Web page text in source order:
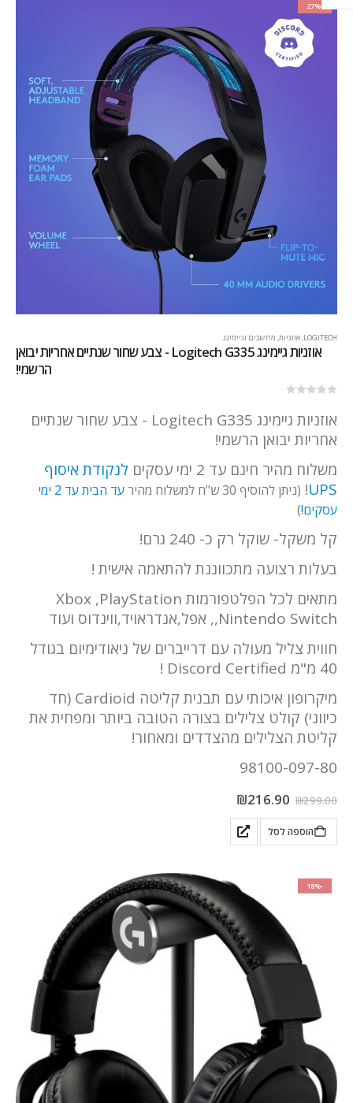
-27%
LOGITECH
,אוזניות, מחשבים וגיימינג
אוזניות גיימינג Logitech G335 - צבע שחור שנתיים אחריות יבואן
הרשמי!
אוזניות גיימינג Logitech G335 - צבע שחור שנתיים
אחריות יבואן הרשמי!
משלוח מהיר חינם עד 2 ימי עסקים
לנקודת איסוף
UPS
! (ניתן להוסיף 30 ש"ח למשלוח מהיר
עד הבית עד 2 ימי
עסקים!)
קל משקל- שוקל רק כ- 240 גרם!
בעלות רצועה מתכווננת להתאמה אישית !
מתאים לכל הפלטפורמות Xbox ,PlayStation
,Nintendo Switch, אפל,אנדראויד,ווינדוס ועוד
חווית צליל מעולה עם דרייברים של ניאודימיום בגודל
40 מ"מ Discord Certified !
מיקרופון איכותי עם תבנית קליטה Cardioid (חד
כיווני) קולט צלילים בצורה הטובה ביותר ומפחית את
קליטת הצלילים מהצדדים ומאחור!
98100-097-80
₪299.00
₪216.90
הוספה לסל
-18%